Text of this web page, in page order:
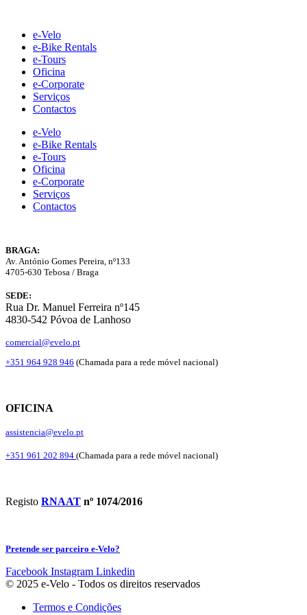
contente-Velo
e-Bike Rentals
e-Tours
Oficina
e-Corporate
Serviços
Contactos
e-Velo
e-Bike Rentals
e-Tours
Oficina
e-Corporate
Serviços
Contactos
BRAGA:
Av. António Gomes Pereira, nº133
4705-630 Tebosa / Braga
SEDE:
Rua Dr. Manuel Ferreira nº145
4830-542 Póvoa de Lanhoso
comercial@evelo.pt
+351 964 928 946 (Chamada para a rede móvel nacional)
OFICINA
assistencia@evelo.pt
+351 961 202 894 (Chamada para a rede móvel nacional)
Registo RNAAT nº 1074/2016
Pretende ser parceiro e-Velo?
Facebook Instagram Linkedin
© 2025 e-Velo - Todos os direitos reservados
Termos e Condições